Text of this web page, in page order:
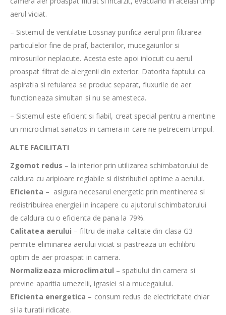
aerul viciat.
– Sistemul de ventilatie Lossnay purifica aerul prin filtrarea
particulelor fine de praf, bacteriilor, mucegaiurilor si
mirosurilor neplacute. Acesta este apoi inlocuit cu aerul
proaspat filtrat de alergenii din exterior. Datorita faptului ca
aspiratia si refularea se produc separat, fluxurile de aer
functioneaza simultan si nu se amesteca.
– Sistemul este eficient si fiabil, creat special pentru a mentine
un microclimat sanatos in camera in care ne petrecem timpul.
ALTE FACILITATI
Zgomot redus – la interior prin utilizarea schimbatorului de
caldura cu aripioare reglabile si distributiei optime a aerului.
Eficienta – asigura necesarul energetic prin mentinerea si
redistribuirea energiei in incapere cu ajutorul schimbatorului
de caldura cu o eficienta de pana la 79%.
Calitatea aerului – filtru de inalta calitate din clasa G3
permite eliminarea aerului viciat si pastreaza un echilibru
optim de aer proaspat in camera.
Normalizeaza microclimatul – spatiului din camera si
previne aparitia umezelii, igrasiei si a mucegaiului.
Eficienta energetica – consum redus de electricitate chiar
si la turatii ridicate.